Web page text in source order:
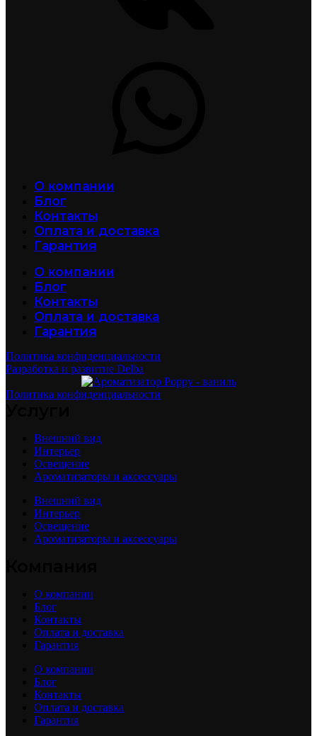
О компании
Блог
Контакты
Оплата и доставка
Гарантия
О компании
Блог
Контакты
Оплата и доставка
Гарантия
Политика конфиденциальности
Разработка и развитие Delba
Политика конфиденциальности
Внешний вид
Интерьер
Освещение
Ароматизаторы и аксессуары
Внешний вид
Интерьер
Освещение
Ароматизаторы и аксессуары
О компании
Блог
Контакты
Оплата и доставка
Гарантия
О компании
Блог
Контакты
Оплата и доставка
Гарантия